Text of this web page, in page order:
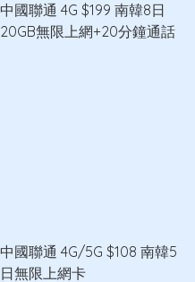
中國聯通 4G $199 南韓8日
20GB無限上網+20分鐘通話
中國聯通 4G/5G $108 南韓5
日無限上網卡